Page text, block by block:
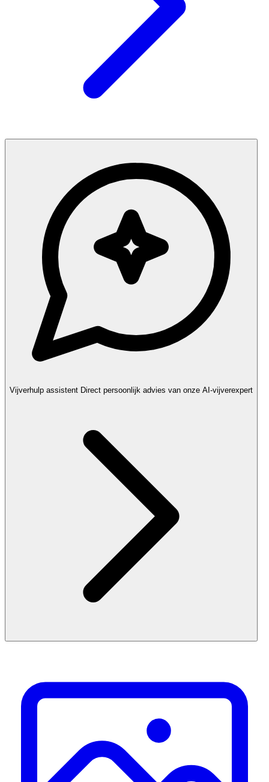
Vijverhulp assistent Direct persoonlijk advies van onze AI-vijverexpert